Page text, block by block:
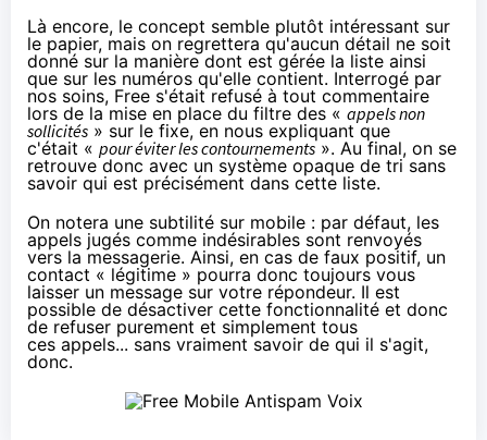
Là encore, le concept semble plutôt intéressant sur
le papier, mais on regrettera qu'aucun détail ne soit
donné sur la manière dont est gérée la liste ainsi
que sur les numéros qu'elle contient. Interrogé par
nos soins, Free s'était refusé à tout commentaire
lors de la mise en place du filtre des « appels non
sollicités » sur le fixe, en nous expliquant que
c'était « pour éviter les contournements». Au final, on se
retrouve donc avec un système opaque de tri sans
savoir qui est précisément dans cette liste.
On notera une subtilité sur mobile : par défaut, les
appels jugés comme indésirables sont renvoyés
vers la messagerie. Ainsi, en cas de faux positif, un
contact « légitime » pourra donc toujours vous
laisser un message sur votre répondeur. Il est
possible de désactiver cette fonctionnalité et donc
de refuser purement et simplement tous
ces appels... sans vraiment savoir de qui il s'agit,
donc.